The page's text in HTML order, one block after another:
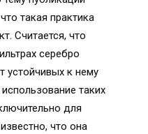
такая практика
Считается, что
серебро
устойчивых к нему
таких
для
что она